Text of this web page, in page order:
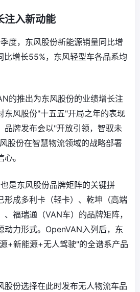
注入新动能
度，东风股份新能源销量同比增
比增长55%，东风轻型车各品系均
的推出为东风股份的业绩增长注
东风股份"十五五"开局之年的表现
品牌发布会以"开放引领，智驭未
股份在智慧物流领域的战略部署
。
是东风股份品牌矩阵的关键拼
形成多利卡（轻卡）、乾坤（高端
福瑞通（VAN车）的品牌矩阵，
动力形式。OpenVAN入列后，东
+新能源+无人驾驶"的全谱系产品
股份选择在此时发布无人物流车品